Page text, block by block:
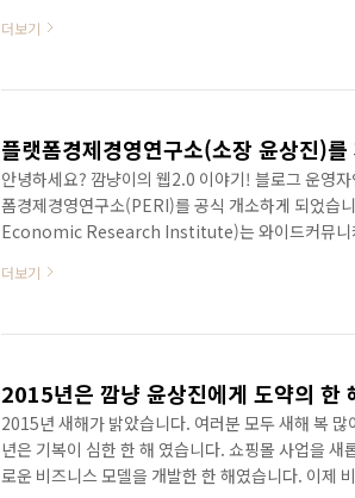
찮은 BM이 될 수도 있겠구나 하는 생각이 들었습니
정도 남았네요.여러분 모두 2015년이 그냥 넘어가
더보기
플랫폼경제경영연구소(소장 윤상진)
안녕하세요? 깜냥이의 웹2.0 이야기! 블로그 운영
폼경제경영연구소(PERI)를 공식 개소하게 되었
Economic Research Institute)는 와이드커뮤니
다. 저희는 플랫폼 경제, 플랫폼 비즈니스 등 플랫폼
관련 보고서, 트렌드 리포트, 강의 및 칼럼, 자문 및
더보기
2015년은 깜냥 윤상진에게 도약의 한
2015년 새해가 밝았습니다. 여러분 모두 새해 복
년은 기복이 심한 한 해 였습니다. 쇼핑몰 사업을
로운 비즈니스 모델을 개발한 한 해였습니다. 이제